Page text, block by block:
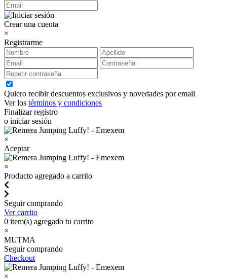
Crear una cuenta
×
Registrarme
Quiero recibir descuentos exclusivos y novedades por email
Ver los términos y condiciones
Finalizar registro
o iniciar sesión
×
Aceptar
×
Producto agregado a carrito
Seguir comprando
Ver carrito
0 item(s) agregado tu carrito
×
MUTMA
Seguir comprando
Checkout
×